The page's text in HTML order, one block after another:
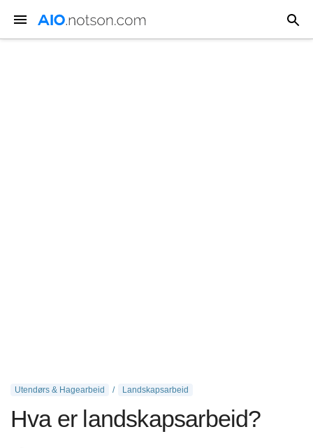
Utendørs & Hagearbeid Landskapsarbeid
Hva er landskapsarbeid?